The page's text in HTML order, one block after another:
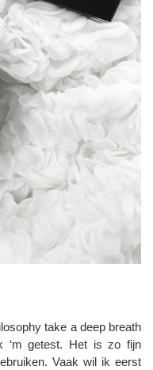
take a deep breath
‘m getest. Het is zo fijn
Vaak wil ik eerst